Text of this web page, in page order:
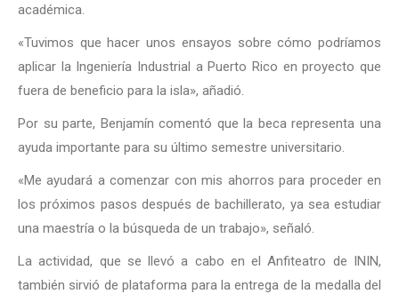
académica.
«Tuvimos que hacer unos ensayos sobre cómo podríamos
aplicar la Ingeniería Industrial a Puerto Rico en proyecto que
fuera de beneficio para la isla», añadió.
Por su parte, Benjamín comentó que la beca representa una
ayuda importante para su último semestre universitario.
«Me ayudará a comenzar con mis ahorros para proceder en
los próximos pasos después de bachillerato, ya sea estudiar
una maestría o la búsqueda de un trabajo», señaló.
La actividad, que se llevó a cabo en el Anfiteatro de ININ,
también sirvió de plataforma para la entrega de la medalla del